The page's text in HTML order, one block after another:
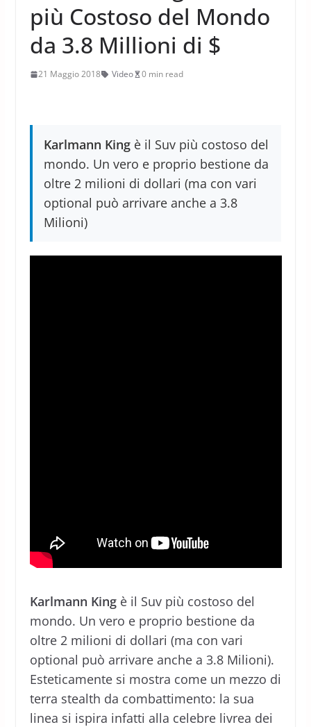
più Costoso del Mondo
da 3.8 Millioni di $
21 Maggio 2018 Video 0 min read
Karlmann Kingè il Suv più costoso del
mondo. Un vero e proprio bestione da
oltre 2 milioni di dollari (ma con vari
optional può arrivare anche a 3.8
Milioni)
Karlmann Kingè il Suv più costoso del
mondo. Un vero e proprio bestione da
oltre 2 milioni di dollari (ma con vari
optional può arrivare anche a 3.8 Milioni).
Esteticamente si mostra come un mezzo di
terra stealth da combattimento: la sua
linea si ispira infatti alla celebre livrea dei